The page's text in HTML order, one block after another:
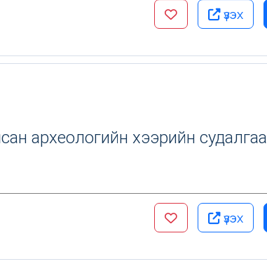
үзэх
археологийн хээрийн судалгаа
үзэх